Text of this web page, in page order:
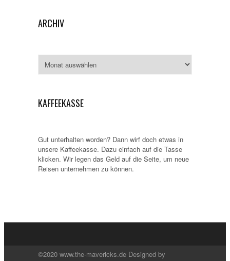
ARCHIV
KAFFEEKASSE
Gut unterhalten worden? Dann wirf doch etwas in
unsere Kaffeekasse. Dazu einfach auf die Tasse
klicken. Wir legen das Geld auf die Seite, um neue
Reisen unternehmen zu können.
©2020 www.the-mavericks.de Designed by